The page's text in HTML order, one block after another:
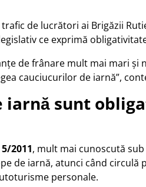
de lucrători ai Brigăzii
ce exprimă
de frânare mult mai mari
cauciucurilor de iarnă”,
iarnă sunt
2011, mult mai cunoscută
de iarnă, atunci când
personale.